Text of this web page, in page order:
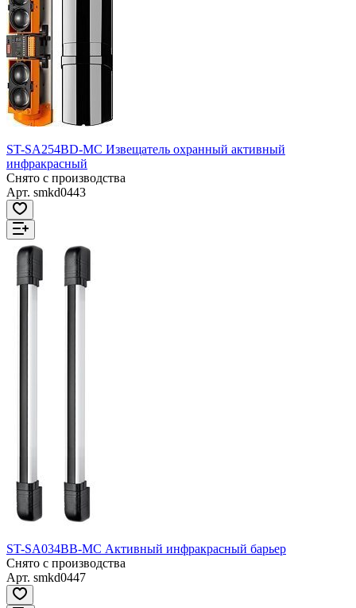
ST-SA254BD-MC Извещатель охранный активный
инфракрасный
Снято с производства
Арт. smkd0443
ST-SA034BB-MC Активный инфракрасный барьер
Снято с производства
Арт. smkd0447